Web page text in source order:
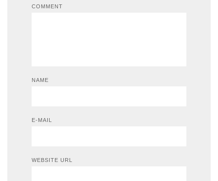
COMMENT
NAME
E-MAIL
WEBSITE URL